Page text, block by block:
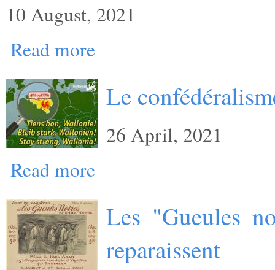
10 August, 2021
Read more
Le
26 April, 2021
Read more
Les "Gueules
reparaissent